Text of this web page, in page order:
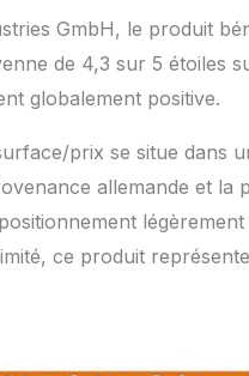
GmbH, le produit
de 4,3 sur 5 étoiles
globalement positive.
prix se situe dans
allemande et
ce produit